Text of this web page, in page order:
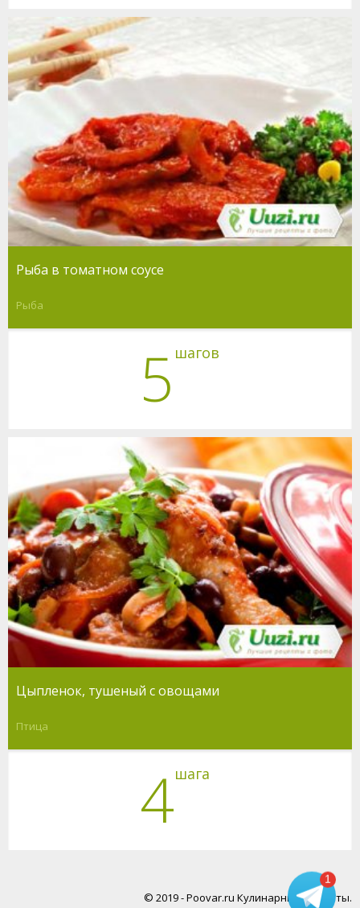
Рыба в томатном соусе
Рыба
5 шагов
Цыпленок, тушеный с овощами
Птица
4шага
© 2019 - Poovar.ru Кулинарные рецепты.
1